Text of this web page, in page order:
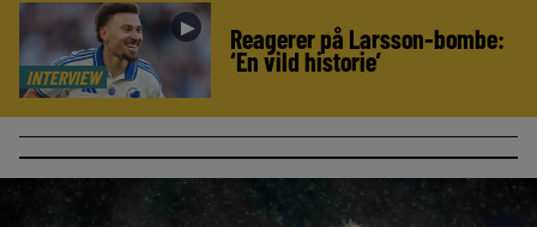
INTERVIEW
► Reagerer på Larsson-bombe:
‘En vild historie’